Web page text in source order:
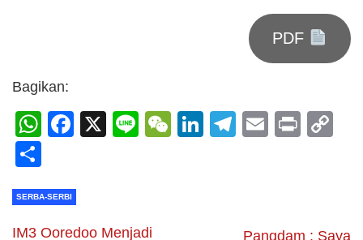
PDF
Bagikan:
WhatsApp
Facebook
X LineWeChat
LinkedIn
Telegram
Email
Print
SERBA-SERBI
IM3 Ooredoo Menjadi
Pangdam : Saya